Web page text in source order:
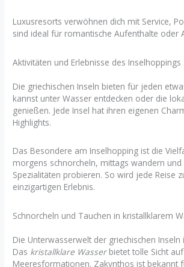
Luxusresorts verwöhnen dich mit Service,
sind ideal für romantische Aufenthalte oder
Aktivitäten und Erlebnisse des Inselhoppings
Die griechischen Inseln bieten für jeden
kannst unter Wasser entdecken oder die
genießen. Jede Insel hat ihren eigenen
Highlights.
Das Besondere am Inselhopping ist die
morgens schnorcheln, mittags wandern
Spezialitäten probieren. So wird jede Reise
einzigartigen Erlebnis.
Schnorcheln und Tauchen in kristallklarem
Die Unterwasserwelt der griechischen Inseln
Das kristallklare Wasserbietet tolle Sicht
Meeresformationen. Zakynthos ist bekannt